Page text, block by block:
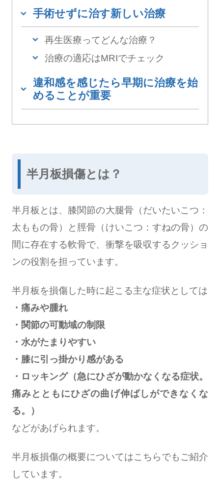
手術せずに治す新しい治療
再生医療ってどんな治療？
治療の適応はMRIでチェック
違和感を感じたら早期に治療を始
めることが重要
半月板損傷とは？
半月板とは、膝関節の大腿骨（だいたいこつ：
太ももの骨）と脛骨（けいこつ：すねの骨）の
間に存在する軟骨で、衝撃を吸収するクッショ
ンの役割を担っています。
半月板を損傷した時に起こる主な症状としては
・痛みや腫れ
・関節の可動域の制限
・水がたまりやすい
・膝に引っ掛かり感がある
・ロッキング（急にひざが動かなくなる症状。
痛みとともにひざの曲げ伸ばしができなくな
る。）
などがあげられます。
半月板損傷の概要についてはこちらでもご紹介
しています。